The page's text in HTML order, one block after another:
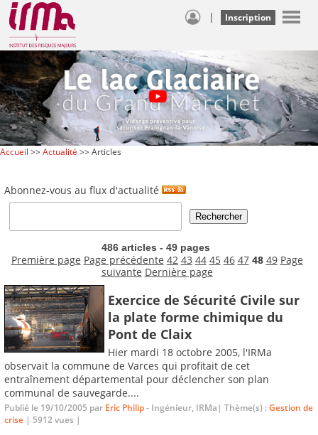
| Inscription
Accueil >>Actualité >> Articles
Abonnez-vous au flux d'actualité
486 articles - 49 pages
Première page Page précédente 42 43 44 45 46 47 48 49 Page
suivante Dernière page
Exercice de Sécurité Civile sur
la plate forme chimique du
Pont de Claix
Hier mardi 18 octobre 2005, l'IRMa
observait la commune de Varces qui profitait de cet
entraînement départemental pour déclencher son plan
communal de sauvegarde....
Publié le 19/10/2005 par Eric Philip- Ingénieur, IRMa| Thème(s) :Gestion de
crise | 5912 vues |